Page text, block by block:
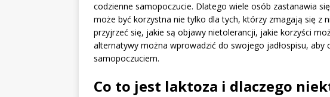
codzienne samopoczucie. Dlatego wiele osób zastanawia
może być korzystna nie tylko dla tych, którzy zmagają się z
przyjrzeć się, jakie są objawy nietolerancji, jakie korzyści
alternatywy można wprowadzić do swojego jadłospisu, aby
samopoczuciem.
Co to jest laktoza i dlaczego